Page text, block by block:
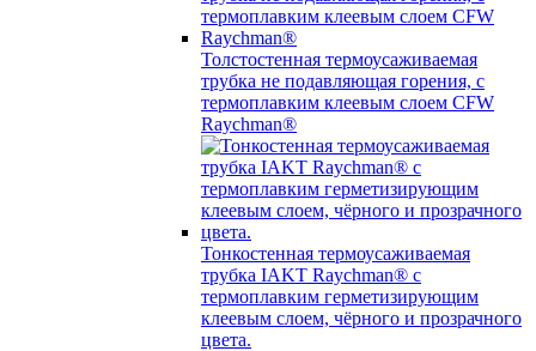
Толстостенная термоусаживаемая
трубка не подавляющая горения, с
термоплавким клеевым слоем CFW
Raychman®
Тонкостенная термоусаживаемая
трубка IAKT Raychman® с
термоплавким герметизирующим
клеевым слоем, чёрного и прозрачного
цвета.